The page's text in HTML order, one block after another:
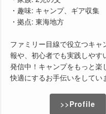
・趣味: キャンプ、ギア収集
・拠点: 東海地方
ファミリー目線で役立つキャ
報や、初心者でも実践しやす
発信中！キャンプをもっと楽
快適にするお手伝いをしてい
>>Profile